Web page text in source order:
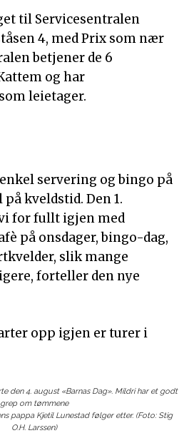
til Servicesentralen
4, med Prix som nær
betjener de 6
og har
leietager.
servering og bingo på
kveldstid. Den 1.
for fullt igjen med
på onsdager, bingo-dag,
slik mange
forteller den nye
opp igjen er turer i
den 4. august «Barnas Dag». Mildri har et godt
grep om tømmene
pappa Kjetil Lunestad følger etter. (Foto: Stig
O.H. Larssen)